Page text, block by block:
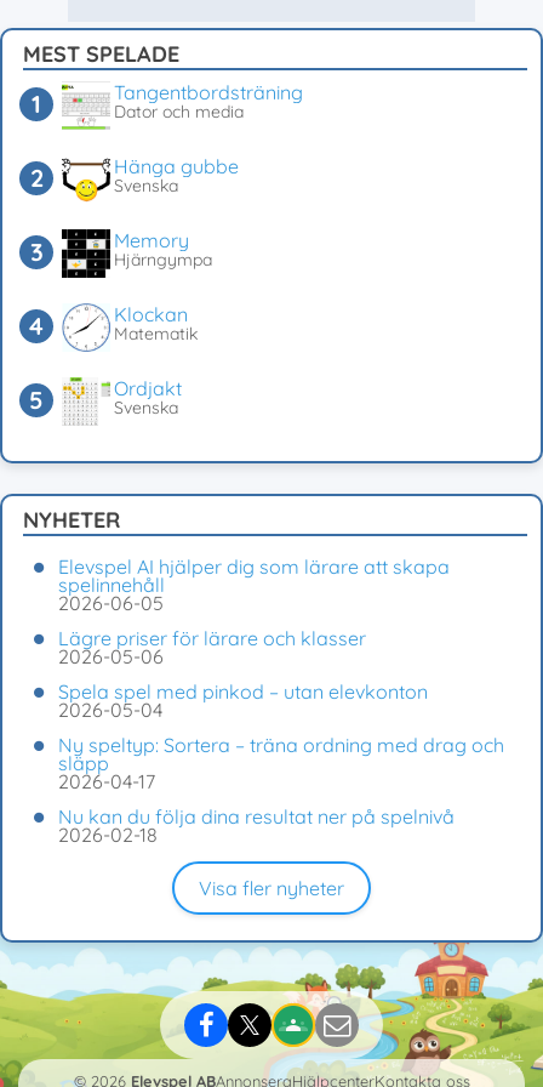
MEST SPELADE
Tangentbordsträning
Dator och media
Hänga gubbe
Svenska
Memory
Hjärngympa
Klockan
Matematik
Ordjakt
Svenska
NYHETER
Elevspel AI hjälper dig som lärare att skapa
spelinnehåll
2026-06-05
Lägre priser för lärare och klasser
2026-05-06
Spela spel med pinkod – utan elevkonton
2026-05-04
Ny speltyp: Sortera – träna ordning med drag och
släpp
2026-04-17
Nu kan du följa dina resultat ner på spelnivå
2026-02-18
Visa fler nyheter
© 2026 Elevspel ABAnnonseraHjälpcenterKontakta oss